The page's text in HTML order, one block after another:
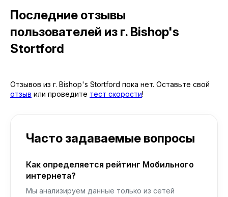
Последние отзывы
пользователей из г. Bishop's
Stortford
Отзывов из г. Bishop's Stortford пока нет. Оставьте свой
отзыв или проведите тест скорости!
Часто задаваемые вопросы
Как определяется рейтинг Мобильного
интернета?
Мы анализируем данные только из сетей